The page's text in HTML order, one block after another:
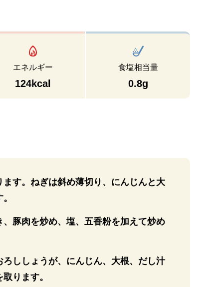
エネルギー
124kcal
食塩相当量
0.8g
ます。ねぎは斜め薄切り、にんじんと大
、豚肉を炒め、塩、五香粉を加えて炒め
ろししょうが、にんじん、大根、だし汁
ります。